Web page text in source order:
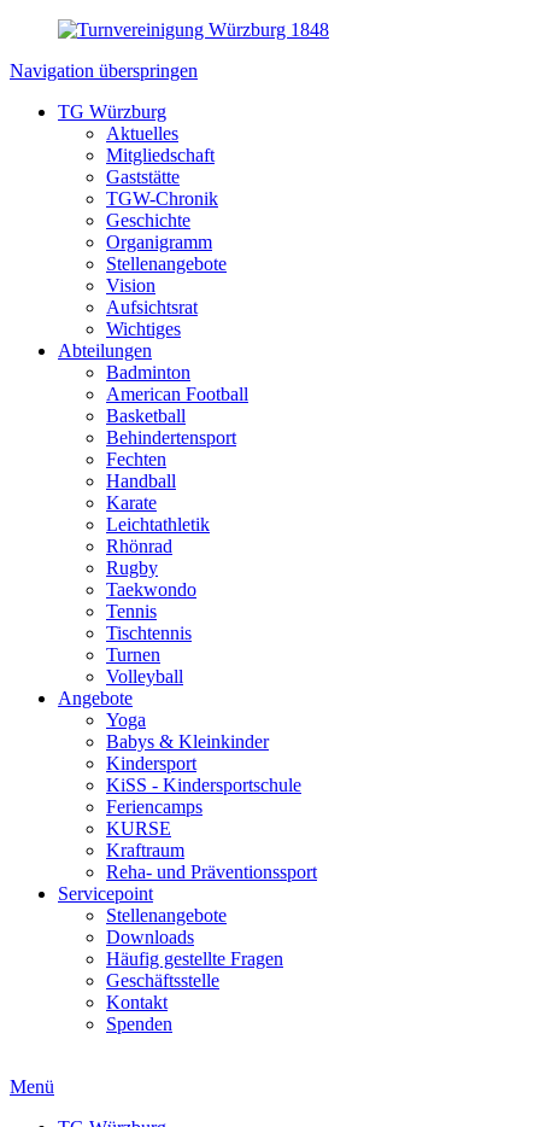
Navigation überspringen
TG Würzburg
Aktuelles
Mitgliedschaft
Gaststätte
TGW-Chronik
Geschichte
Organigramm
Stellenangebote
Vision
Aufsichtsrat
Wichtiges
Abteilungen
Badminton
American Football
Basketball
Behindertensport
Fechten
Handball
Karate
Leichtathletik
Rhönrad
Rugby
Taekwondo
Tennis
Tischtennis
Turnen
Volleyball
Angebote
Yoga
Babys & Kleinkinder
Kindersport
KiSS - Kindersportschule
Feriencamps
KURSE
Kraftraum
Reha- und Präventionssport
Servicepoint
Stellenangebote
Downloads
Häufig gestellte Fragen
Geschäftsstelle
Kontakt
Spenden
Menü